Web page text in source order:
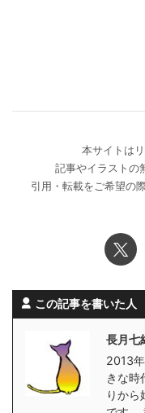
本サイトは
記事やイラストの
引用・転載をご希望の
この記事を書いた人
長月七
2013
きな時
りから